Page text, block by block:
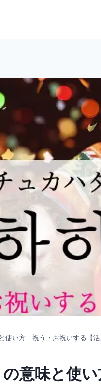
使い方｜祝う・お祝いする【活
意味と使